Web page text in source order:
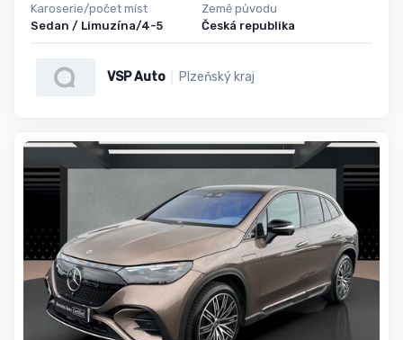
Karoserie/počet míst
Sedan / Limuzína/4-5
Země původu
Česká republika
VSP Auto Plzeňský kraj